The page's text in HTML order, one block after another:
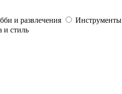
и развлечения Инструменты
и стиль